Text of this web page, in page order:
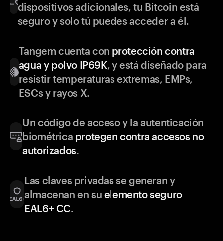
dispositivos adicionales, tu Bitcoin está
seguro y solo tú puedes acceder a él.
Tangem cuenta con protección contra
agua y polvo IP69K, y está diseñado para
resistir temperaturas extremas, EMPs,
ESCs y rayos X.
Un código de acceso y la autenticación
biométrica protegen contra accesos no
autorizados.
Las claves privadas se generan y
almacenan en su elemento seguro
EAL6+ CC.